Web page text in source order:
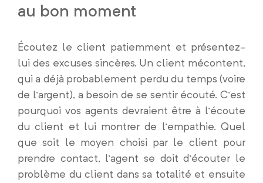
au bon moment
Écoutez le client patiemment et présentez-
lui des excuses sincères. Un client mécontent,
qui a déjà probablement perdu du temps (voire
de l’argent), a besoin de se sentir écouté. C’est
pourquoi vos agents devraient être à l’écoute
du client et lui montrer de l’empathie. Quel
que soit le moyen choisi par le client pour
prendre contact, l’agent se doit d’écouter le
problème du client dans sa totalité et ensuite